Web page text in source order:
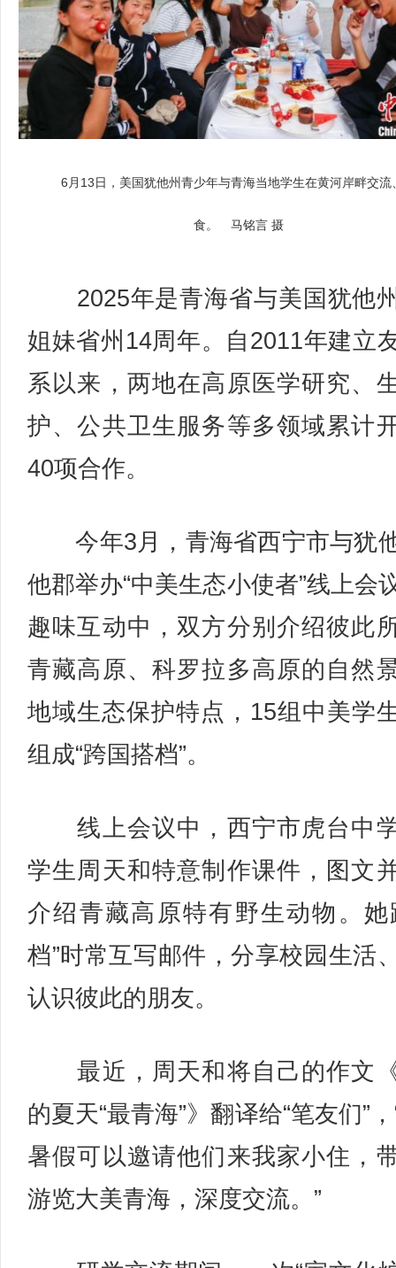
6月13日，美国犹他州青少年与青海当地学生在黄河岸畔交流
食。 马铭言 摄
2025年是青海省与美国犹他
姐妹省州14周年。自2011年建立
系以来，两地在高原医学研究、
护、公共卫生服务等多领域累计
40项合作。
今年3月，青海省西宁市与犹
他郡举办“中美生态小使者”线上会
趣味互动中，双方分别介绍彼此
青藏高原、科罗拉多高原的自然
地域生态保护特点，15组中美学
组成“跨国搭档”。
线上会议中，西宁市虎台中
学生周天和特意制作课件，图文
介绍青藏高原特有野生动物。她
档”时常互写邮件，分享校园生活
认识彼此的朋友。
最近，周天和将自己的作文
的夏天“最青海”》翻译给“笔友们”
暑假可以邀请他们来我家小住，
游览大美青海，深度交流。”